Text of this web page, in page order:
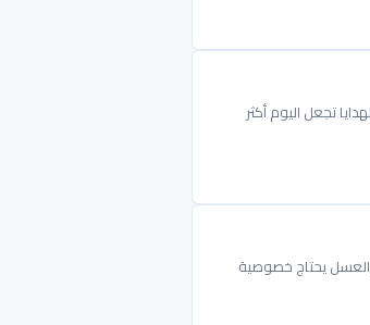
تجعل اليوم أكثر
العسل يحتاج خصوصية